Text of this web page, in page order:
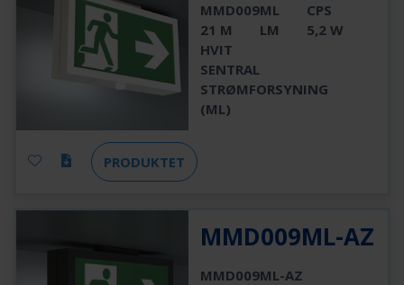
MMD009ML
CPS
21 M
LM
5,2 W
HVIT
SENTRAL
STRØMFORSYNING
(ML)
PRODUKTET
MMD009ML-AZ
MMD009ML-AZ